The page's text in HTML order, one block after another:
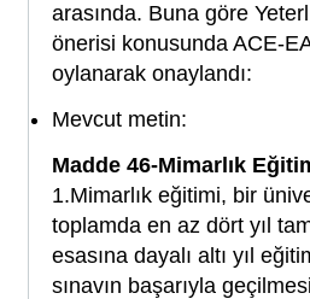
arasında. Buna göre
önerisi konusunda ACE-
oylanarak onaylandı:
Mevcut metin:
Madde 46-Mimarlık
1.Mimarlık eğitimi, bir
toplamda en az dört yıl
esasına dayalı altı yıl
sınavın başarıyla